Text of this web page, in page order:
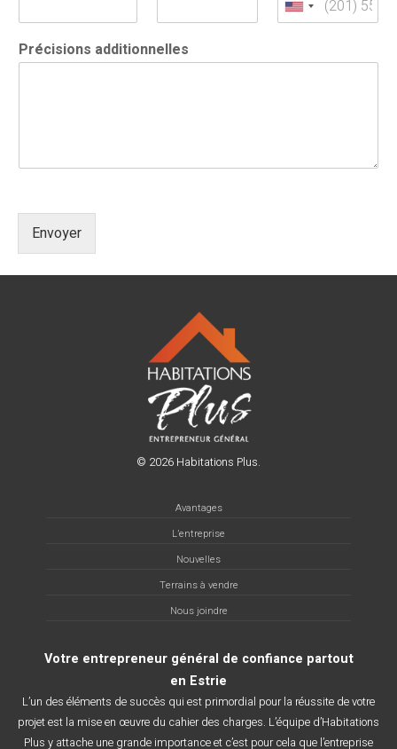
United
Précisions additionnelles
Envoyer
© 2026 Habitations Plus.
Avantages
L’entreprise
Nouvelles
Terrains à vendre
Nous joindre
Votre entrepreneur général de confiance partout
en Estrie
L’un des éléments de succès qui est primordial pour la réussite de votre
projet est la mise en œuvre du cahier des charges. L’équipe d’Habitations
Plus y attache une grande importance et c’est pour cela que l’entreprise